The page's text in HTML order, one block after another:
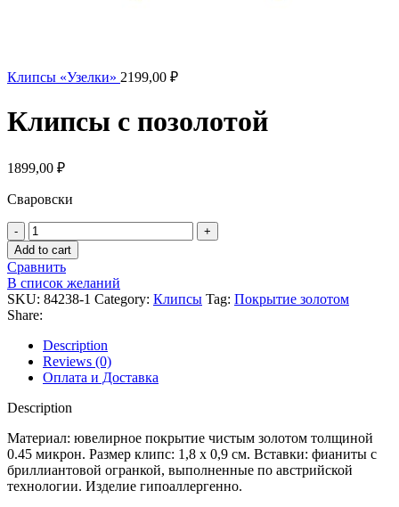
Клипсы «Узелки» 2199,00 ₽
Клипсы с позолотой
1899,00 ₽
Сваровски
Клипсы
с
позолотой
quantity
Add to cart
Сравнить
В список желаний
SKU: 84238-1 Category: Клипсы Tag: Покрытие золотом
Share:
Description
Reviews (0)
Оплата и Доставка
Description
Материал: ювелирное покрытие чистым золотом толщиной
0.45 микрон. Размер клипс: 1,8 x 0,9 см. Вставки: фианиты с
бриллиантовой огранкой, выполненные по австрийской
технологии. Изделие гипоаллергенно.